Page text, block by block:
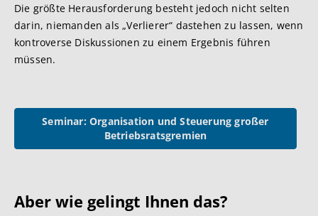
Die größte Herausforderung besteht jedoch nicht selten
darin, niemanden als „Verlierer“ dastehen zu lassen, wenn
kontroverse Diskussionen zu einem Ergebnis führen
müssen.
Seminar: Organisation und Steuerung großer
Betriebsratsgremien
Aber wie gelingt Ihnen das?